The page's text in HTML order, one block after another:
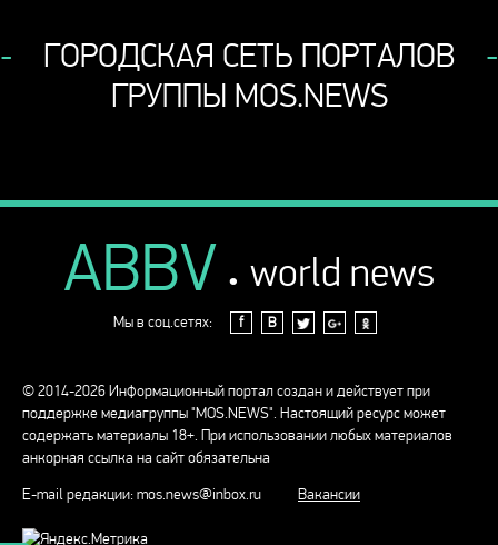
ГОРОДСКАЯ СЕТЬ ПОРТАЛОВ
ГРУППЫ MOS.NEWS
ABBV . world news
Мы в соц.сетях: f В
© 2014-2026 Информационный портал создан и действует при
поддержке медиагруппы "MOS.NEWS". Настоящий ресурс может
содержать материалы 18+. При использовании любых материалов
анкорная ссылка на сайт обязательна
E-mail редакции:mos.news@inbox.ru Вакансии